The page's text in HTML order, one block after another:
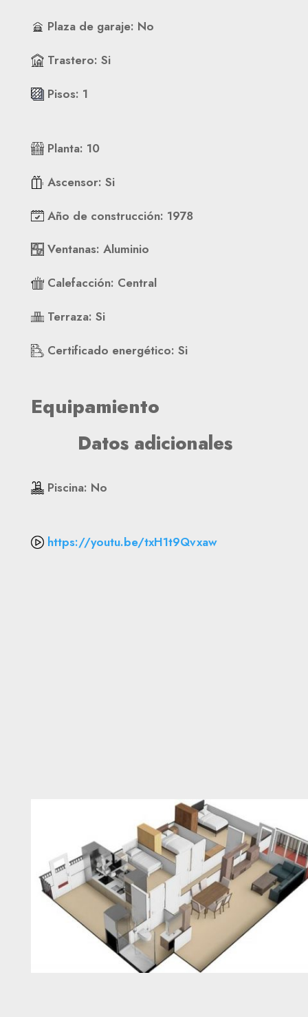
Plaza de garaje: No
Trastero: Si
Pisos: 1
Planta: 10
Ascensor: Si
Año de construcción: 1978
Ventanas: Aluminio
Calefacción: Central
Terraza: Si
Certificado energético: Si
Equipamiento
Datos adicionales
Piscina: No
https://youtu.be/txH1t9Qvxaw